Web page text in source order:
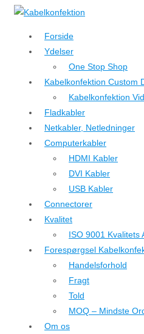
↓
hovedindhold
Forside
Ydelser
One Stop Shop
Kabelkonfektion Custom
Kabelkonfektion
Fladkabler
Netkabler, Netledninger
Computerkabler
HDMI Kabler
DVI Kabler
USB Kabler
Connectorer
Kvalitet
ISO 9001 Kvalitets
Forespørgsel
Handelsforhold
Fragt
Told
MOQ – Mindste
Om os